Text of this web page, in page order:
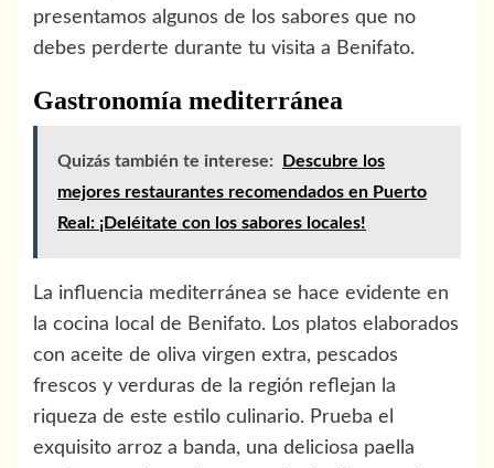
presentamos algunos de los sabores que no
debes perderte durante tu visita a Benifato.
Gastronomía mediterránea
Quizás también te interese:
Descubre los
mejores restaurantes recomendados en Puerto
Real: ¡Deléitate con los sabores locales!
La influencia mediterránea se hace evidente en
la cocina local de Benifato. Los platos elaborados
con aceite de oliva virgen extra, pescados
frescos y verduras de la región reflejan la
riqueza de este estilo culinario. Prueba el
exquisito arroz a banda, una deliciosa paella